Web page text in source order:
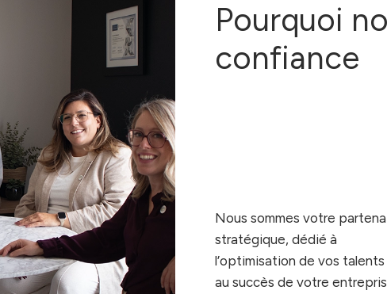
Pourquoi
confiance
Nous sommes votre
stratégique, dédié à
l’optimisation de vos
au succès de votre